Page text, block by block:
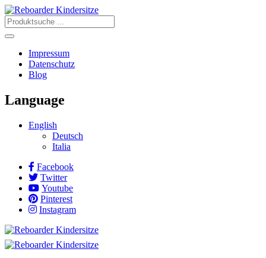
Impressum
Datenschutz
Blog
Language
English
Deutsch
Italia
Facebook
Twitter
Youtube
Pinterest
Instagram